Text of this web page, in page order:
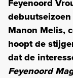
Feyenoord
Manon Melis,
hoopt de
dat de
Feyenoord